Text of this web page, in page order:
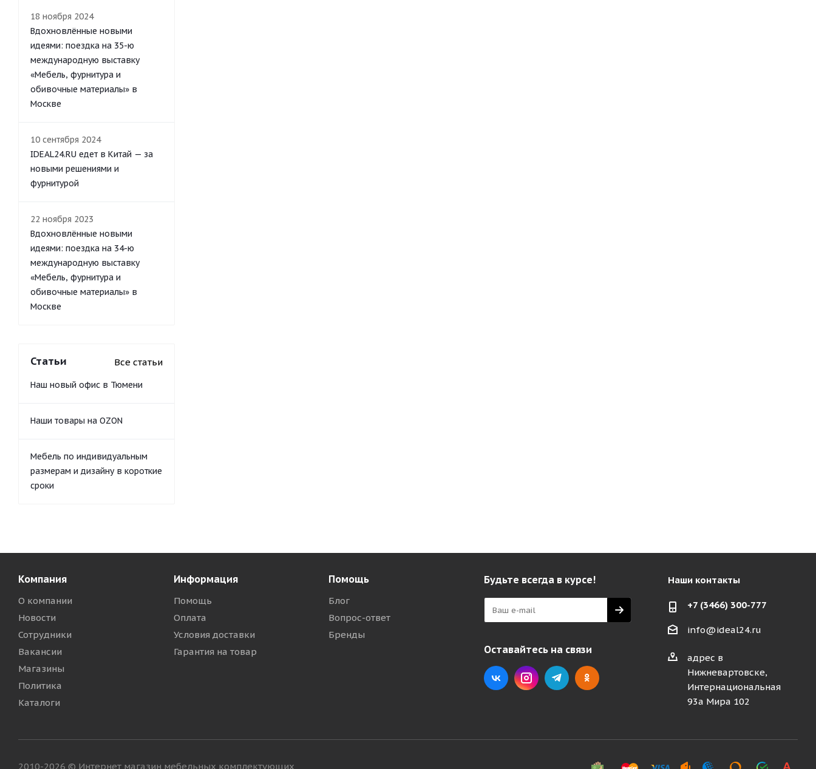
18 ноября 2024
Вдохновлённые новыми
идеями: поездка на 35-ю
международную выставку
«Мебель, фурнитура и
обивочные материалы» в
Москве
10 сентября 2024
IDEAL24.RU едет в Китай — за
новыми решениями и
фурнитурой
22 ноября 2023
Вдохновлённые новыми
идеями: поездка на 34-ю
международную выставку
«Мебель, фурнитура и
обивочные материалы» в
Москве
Статьи Все статьи
Наш новый офис в Тюмени
Наши товары на OZON
Мебель по индивидуальным
размерам и дизайну в короткие
сроки
Компания
О компании
Новости
Сотрудники
Вакансии
Магазины
Политика
Каталоги
Информация
Помощь
Оплата
Условия доставки
Гарантия на товар
Помощь
Блог
Вопрос-ответ
Бренды
Будьте всегда в курсе!
Оставайтесь на связи
Наши контакты
+7 (3466) 300-777
info@ideal24.ru
адрес в
Нижневартовске,
Интернациональная
93а Мира 102
2010-2026 © Интернет магазин мебельных комплектующих